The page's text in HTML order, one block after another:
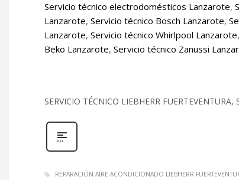
Servicio técnico electrodomésticos Lanzarote,
Lanzarote, Servicio técnico Bosch Lanzarote,
Lanzarote, Servicio técnico Whirlpool Lanzarote,
Beko Lanzarote, Servicio técnico Zanussi
SERVICIO TÉCNICO LIEBHERR
REPARACIÓN AIRE ACONDICIONADO LIEBHERR